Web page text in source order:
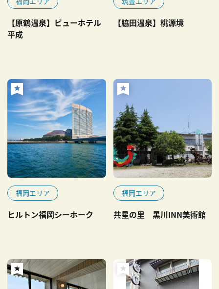
【原鶴温泉】ビューホテル
平成
【脇田温泉】桃源境
福岡エリア
ヒルトン福岡シーホーク
福岡エリア
共星の里 黒川INN美術館